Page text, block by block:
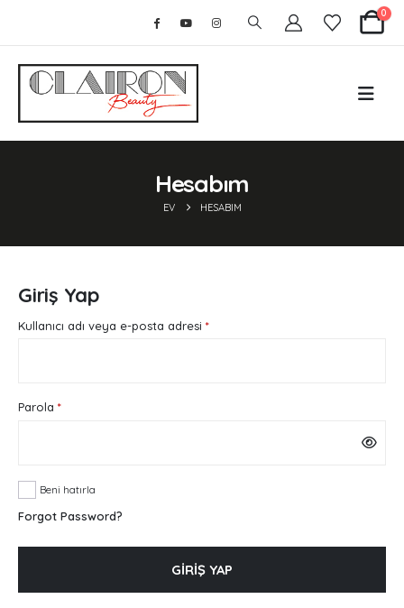
0
Hesabım
EV HESABIM
Giriş Yap
Kullanıcı adı veya e-posta adresi *Gerekli
Parola *Gerekli
Beni hatırla
Forgot Password?
GIRIŞ YAP